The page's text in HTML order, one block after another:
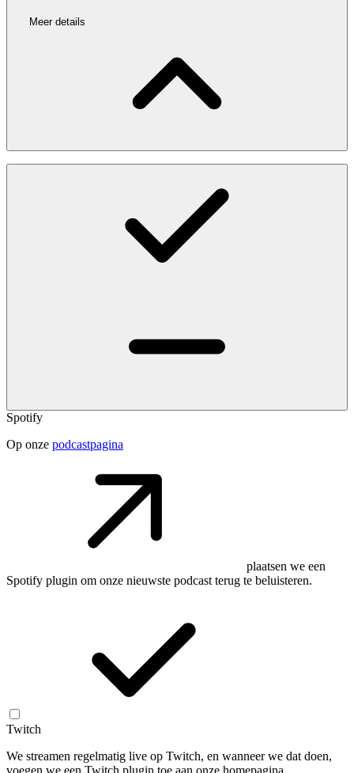
Meer details
Spotify
Op onze podcastpagina
plaatsen we een
Spotify plugin om onze nieuwste podcast terug te beluisteren.
Twitch
We streamen regelmatig live op Twitch, en wanneer we dat doen,